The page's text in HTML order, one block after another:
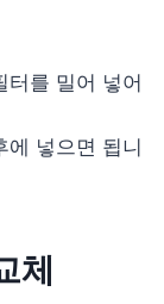
터를 밀어 넣어
에 넣으면 됩니
체